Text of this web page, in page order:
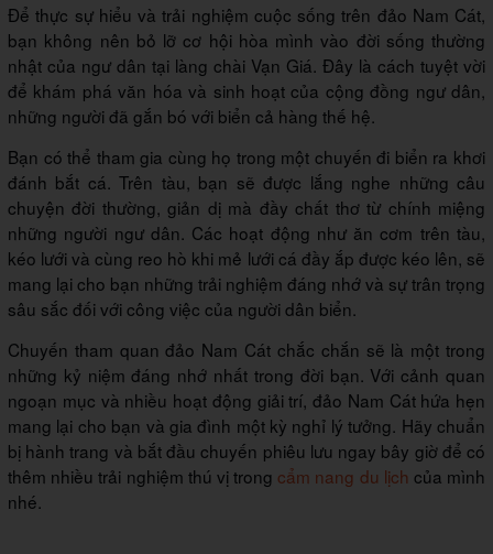
Để thực sự hiểu và trải nghiệm cuộc sống trên đảo Nam Cát,
bạn không nên bỏ lỡ cơ hội hòa mình vào đời sống thường
nhật của ngư dân tại làng chài Vạn Giá. Đây là cách tuyệt vời
để khám phá văn hóa và sinh hoạt của cộng đồng ngư dân,
những người đã gắn bó với biển cả hàng thế hệ.
Bạn có thể tham gia cùng họ trong một chuyến đi biển ra khơi
đánh bắt cá. Trên tàu, bạn sẽ được lắng nghe những câu
chuyện đời thường, giản dị mà đầy chất thơ từ chính miệng
những người ngư dân. Các hoạt động như ăn cơm trên tàu,
kéo lưới và cùng reo hò khi mẻ lưới cá đầy ắp được kéo lên, sẽ
mang lại cho bạn những trải nghiệm đáng nhớ và sự trân trọng
sâu sắc đối với công việc của người dân biển.
Chuyến tham quan đảo Nam Cát chắc chắn sẽ là một trong
những kỷ niệm đáng nhớ nhất trong đời bạn. Với cảnh quan
ngoạn mục và nhiều hoạt động giải trí, đảo Nam Cát hứa hẹn
mang lại cho bạn và gia đình một kỳ nghỉ lý tưởng. Hãy chuẩn
bị hành trang và bắt đầu chuyến phiêu lưu ngay bây giờ để có
thêm nhiều trải nghiệm thú vị trong cẩm nang du lịch của mình
nhé.